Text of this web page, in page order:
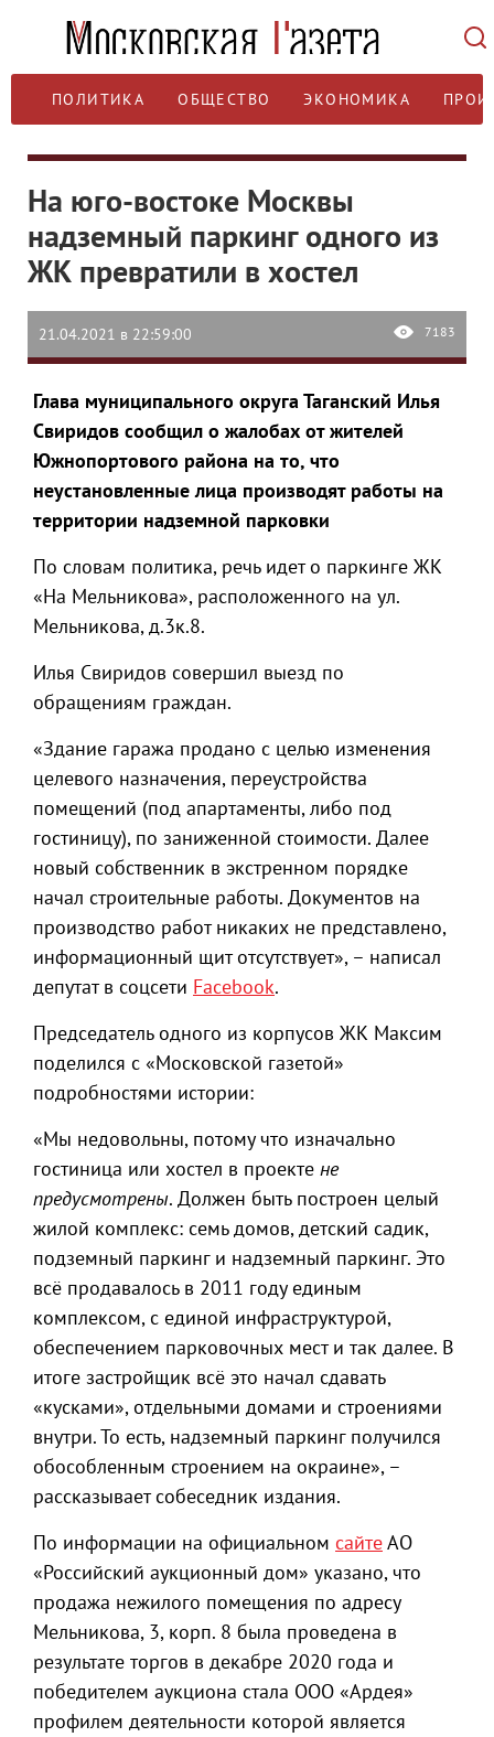
ПОЛИТИКА ОБЩЕСТВО ЭКОНОМИКА
На юго-востоке Москвы
надземный паркинг одного из
ЖК превратили в хостел
21.04.2021 в 22:59:00 7183
Глава муниципального округа Таганский Илья
Свиридов сообщил о жалобах от жителей
Южнопортового района на то, что
неустановленные лица производят работы на
территории надземной парковки
По словам политика, речь идет о паркинге ЖК
«На Мельникова», расположенного на ул.
Мельникова, д.3к.8.
Илья Свиридов совершил выезд по
обращениям граждан.
«Здание гаража продано с целью изменения
целевого назначения, переустройства
помещений (под апартаменты, либо под
гостиницу), по заниженной стоимости. Далее
новый собственник в экстренном порядке
начал строительные работы. Документов на
производство работ никаких не представлено,
информационный щит отсутствует», – написал
депутат в соцсети Facebook.
Председатель одного из корпусов ЖК Максим
поделился с «Московской газетой»
подробностями истории:
«Мы недовольны, потому что изначально
гостиница или хостел в проекте не
предусмотрены. Должен быть построен целый
жилой комплекс: семь домов, детский садик,
подземный паркинг и надземный паркинг. Это
всё продавалось в 2011 году единым
комплексом, с единой инфраструктурой,
обеспечением парковочных мест и так далее. В
итоге застройщик всё это начал сдавать
«кусками», отдельными домами и строениями
внутри. То есть, надземный паркинг получился
обособленным строением на окраине», –
рассказывает собеседник издания.
По информации на официальном сайтеАО
«Российский аукционный дом» указано, что
продажа нежилого помещения по адресу
Мельникова, 3, корп. 8 была проведена в
результате торгов в декабре 2020 года и
победителем аукциона стала ООО «Ардея»
профилем деятельности которой является